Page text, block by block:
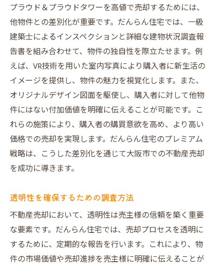
プラウド＆プラウドタワーを高値で売却するためには、
他物件との差別化が重要です。だんらん住宅では、一級
建築士によるインスペクションと詳細な建物状況調査報
告書を組み合わせて、物件の独自性を際立たせます。例
えば、VR技術を用いた室内写真により購入者に新生活の
イメージを提供し、物件の魅力を視覚化します。また、
オリジナルデザイン図面を駆使し、購入者に対して他物
件にはない付加価値を明確に伝えることが可能です。こ
れらの施策により、購入者の購買意欲を高め、より高い
価格での売却を実現します。だんらん住宅のプレミアム
戦略は、こうした差別化を通じて大阪市での不動産売却
を成功に導きます。
透明性を確保するための調査方法
不動産売却において、透明性は売主様の信頼を築く重要
な要素です。だんらん住宅では、売却プロセスを透明に
するために、定期的な報告を行います。これにより、物
件の市場価値や売却進捗を売主様に明確に伝えることが